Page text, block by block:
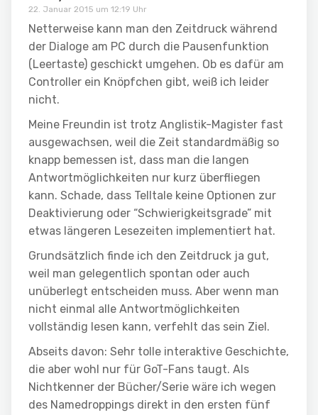
22. Januar 2015 um 12:19 Uhr
Netterweise kann man den Zeitdruck während
der Dialoge am PC durch die Pausenfunktion
(Leertaste) geschickt umgehen. Ob es dafür am
Controller ein Knöpfchen gibt, weiß ich leider
nicht.
Meine Freundin ist trotz Anglistik-Magister fast
ausgewachsen, weil die Zeit standardmäßig so
knapp bemessen ist, dass man die langen
Antwortmöglichkeiten nur kurz überfliegen
kann. Schade, dass Telltale keine Optionen zur
Deaktivierung oder “Schwierigkeitsgrade” mit
etwas längeren Lesezeiten implementiert hat.
Grundsätzlich finde ich den Zeitdruck ja gut,
weil man gelegentlich spontan oder auch
unüberlegt entscheiden muss. Aber wenn man
nicht einmal alle Antwortmöglichkeiten
vollständig lesen kann, verfehlt das sein Ziel.
Abseits davon: Sehr tolle interaktive Geschichte,
die aber wohl nur für GoT-Fans taugt. Als
Nichtkenner der Bücher/Serie wäre ich wegen
des Namedroppings direkt in den ersten fünf